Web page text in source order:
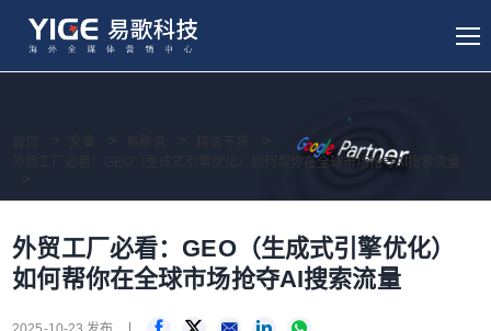
易歌说
外贸工厂必看：GEO（生成式引擎优化）如何帮你在全球市场抢夺AI搜索流量
外贸工厂必看：GEO（生成式引擎优化）
如何帮你在全球市场抢夺AI搜索流量